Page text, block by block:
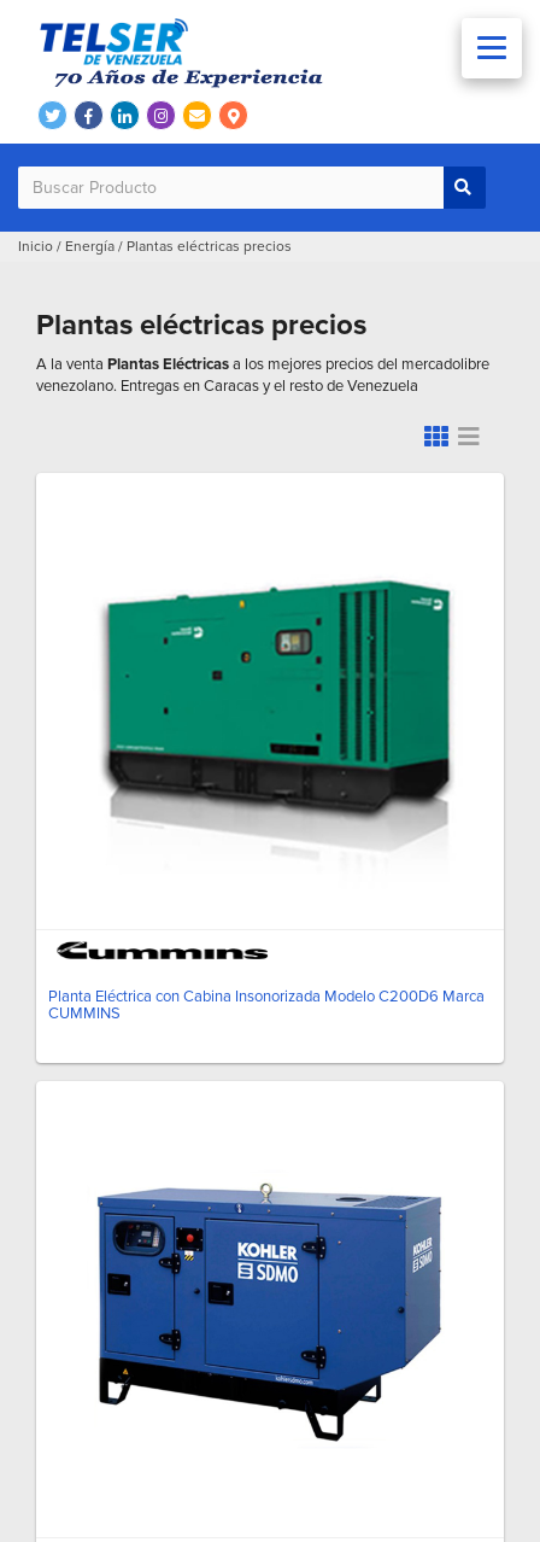
Inicio / Energía / Plantas eléctricas precios
Plantas eléctricas precios
A la venta Plantas Eléctricasa los mejores precios del mercadolibre
venezolano. Entregas en Caracas y el resto de Venezuela
Planta Eléctrica con Cabina Insonorizada Modelo C200D6 Marca
CUMMINS